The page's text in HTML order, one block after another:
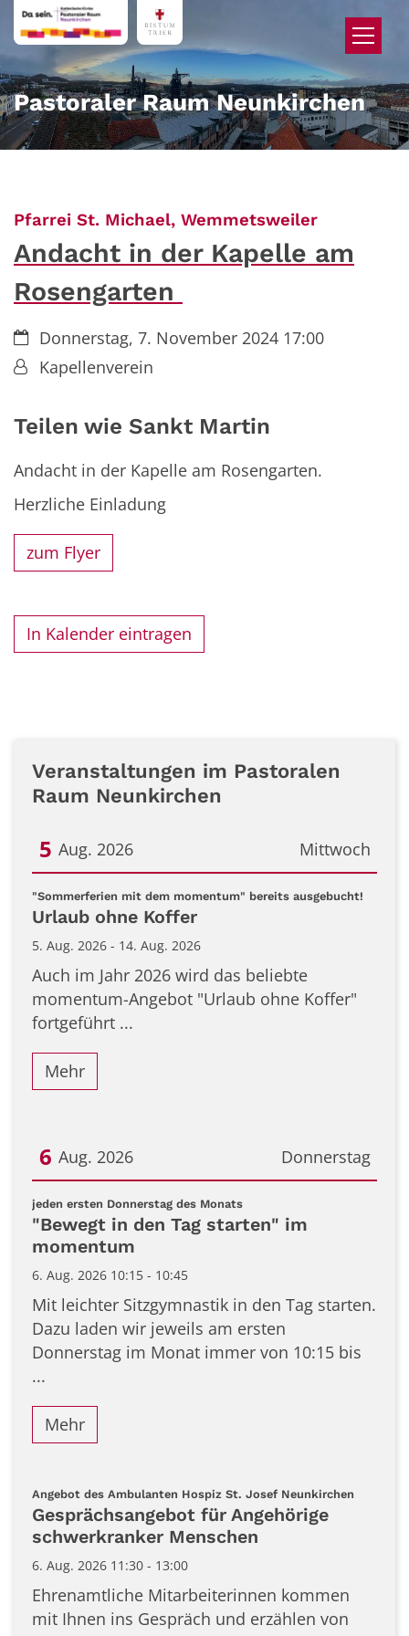
Zum Inhalt springen
Pastoraler Raum Neunkirchen
Pfarrei St. Michael, Wemmetsweiler:
Andacht in der Kapelle am
Rosengarten
Datum:Donnerstag, 7. November 2024 17:00
Von:Kapellenverein
Teilen wie Sankt Martin
Andacht in der Kapelle am Rosengarten.
Herzliche Einladung
zum Flyer
In Kalender eintragen
Veranstaltungen im Pastoralen
Raum Neunkirchen
Mittwoch
5 Aug. 2026
Datum: 5. August 2026
"Sommerferien mit dem momentum" bereits ausgebucht!
Urlaub ohne Koffer
5. Aug. 2026 - 14. Aug. 2026
Auch im Jahr 2026 wird das beliebte
momentum-Angebot "Urlaub ohne Koffer"
fortgeführt ...
Mehr
Donnerstag
6 Aug. 2026
Datum: 6. August 2026
jeden ersten Donnerstag des Monats:
"Bewegt in den Tag starten" im
momentum
6. Aug. 2026 10:15 - 10:45
Mit leichter Sitzgymnastik in den Tag starten.
Dazu laden wir jeweils am ersten
Donnerstag im Monat immer von 10:15 bis
...
Mehr
Angebot des Ambulanten Hospiz St. Josef Neunkirchen
Gesprächsangebot für Angehörige
schwerkranker Menschen
6. Aug. 2026 11:30 - 13:00
Ehrenamtliche Mitarbeiterinnen kommen
mit Ihnen ins Gespräch und erzählen von